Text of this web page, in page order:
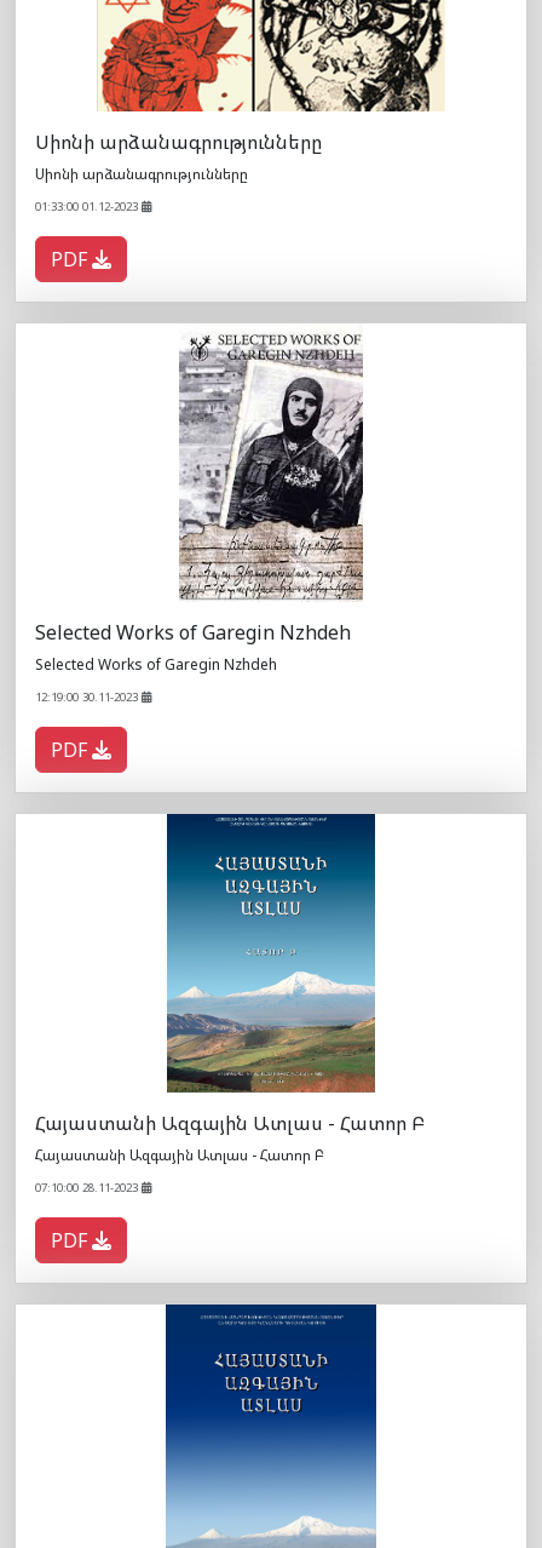
Սիոնի արձանագրությունները
Սիոնի արձանագրությունները
01:33:00 01.12-2023
PDF
Selected Works of Garegin Nzhdeh
Selected Works of Garegin Nzhdeh
12:19:00 30.11-2023
PDF
Հայաստանի Ազգային Ատլաս - Հատոր Բ
Հայաստանի Ազգային Ատլաս - Հատոր Բ
07:10:00 28.11-2023
PDF